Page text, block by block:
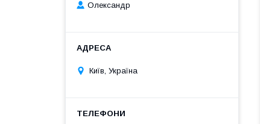
Олександр
Київ, Україна